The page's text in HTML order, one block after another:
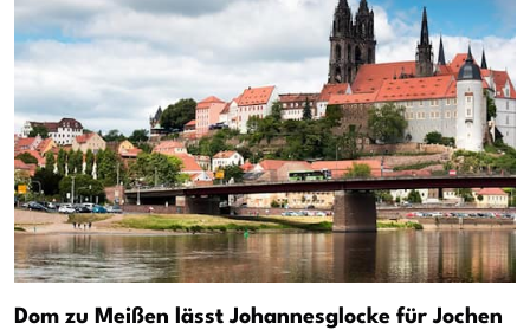
Dom zu Meißen lässt Johannesglocke für Jochen